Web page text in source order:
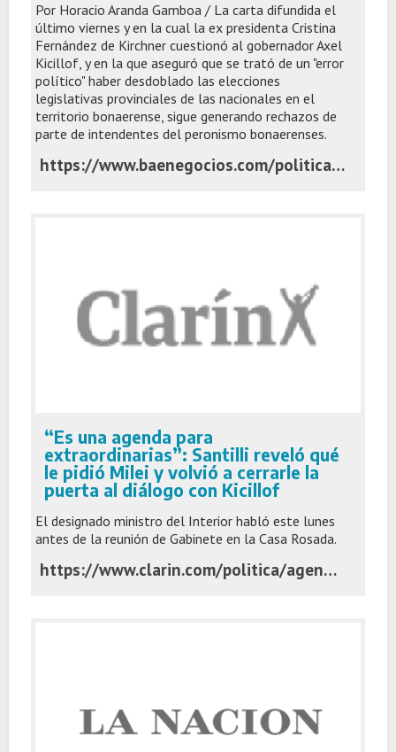
Por Horacio Aranda Gamboa / La carta difundida el
último viernes y en la cual la ex presidenta Cristina
Fernández de Kirchner cuestionó al gobernador Axel
Kicillof, y en la que aseguró que se trató de un "error
político" haber desdoblado las elecciones
legislativas provinciales de las nacionales en el
territorio bonaerense, sigue generando rechazos de
parte de intendentes del peronismo bonaerenses.
https://www.baenegocios.com/politica/Intendentes-del-peronismo-bonaerenses-siguen-sumando-criticas-a-la-carta-de-Cristina-20251103-0050.html
“Es una agenda para
extraordinarias”: Santilli reveló qué
le pidió Milei y volvió a cerrarle la
puerta al diálogo con Kicillof
El designado ministro del Interior habló este lunes
antes de la reunión de Gabinete en la Casa Rosada.
https://www.clarin.com/politica/agenda-extraordinarias-santilli-revelo-pidio-milei-volvio-cerrarle-puerta-dialogo-kicillof_0_NQJelB1BXU.html